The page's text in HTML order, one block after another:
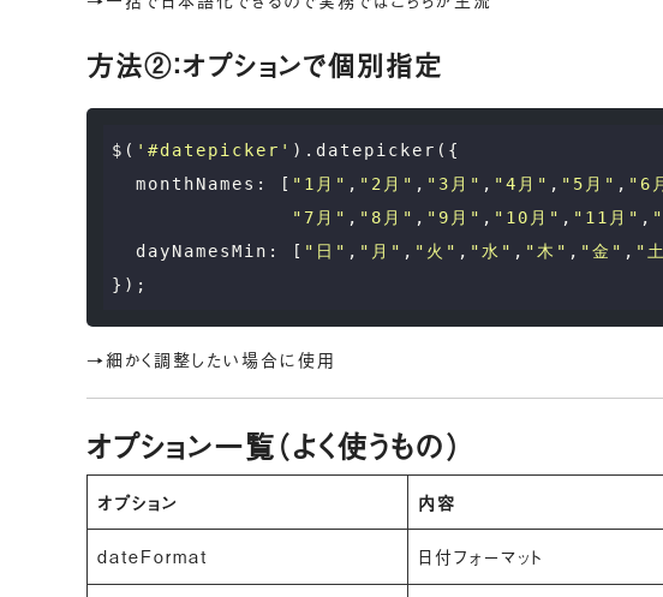
方法②：オプションで個別指定
$( '#datepicker' ).datepicker({
monthNames : [ "1月" , "2月" , "3月" , "4月" , "5月" , "6
"7月" , "8月" , "9月" , "10月" , "11月" ,
dayNamesMin : [ "日" , "月" , "火" , "水" , "木" , "金" , "
→細かく調整したい場合に使用
オプション一覧（よく使うもの）
オプション 内容
dateFormat 日付フォーマット